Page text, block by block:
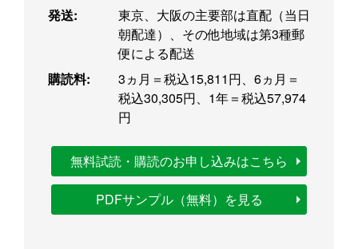
発送:
東京、大阪の主要部は直配（当日
朝配達）、その他地域は第3種郵
便による配送
購読料:
3ヵ月＝税込15,811円、6ヵ月＝
税込30,305円、1年＝税込57,974
円
無料試読・購読のお申し込みはこちら
PDFサンプル（無料）を見る